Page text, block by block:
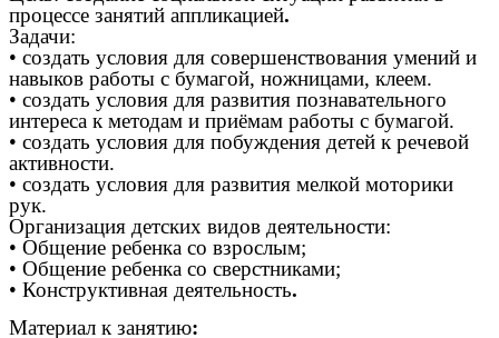
процессе занятий аппликацией.
Задачи:
• создать условия для совершенствования умений и
навыков работы с бумагой, ножницами, клеем.
• создать условия для развития познавательного
интереса к методам и приёмам работы с бумагой.
• создать условия для побуждения детей к речевой
активности.
• создать условия для развития мелкой моторики
рук.
Организация детских видов деятельности:
• Общение ребенка со взрослым;
• Общение ребенка со сверстниками;
• Конструктивная деятельность.
Материал к занятию: